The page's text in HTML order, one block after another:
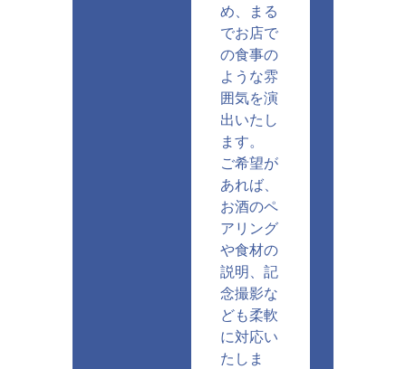
め、まる
でお店で
の食事の
ような雰
囲気を演
出いたし
ます。
ご希望が
あれば、
お酒のペ
アリング
や食材の
説明、記
念撮影な
ども柔軟
に対応い
たしま